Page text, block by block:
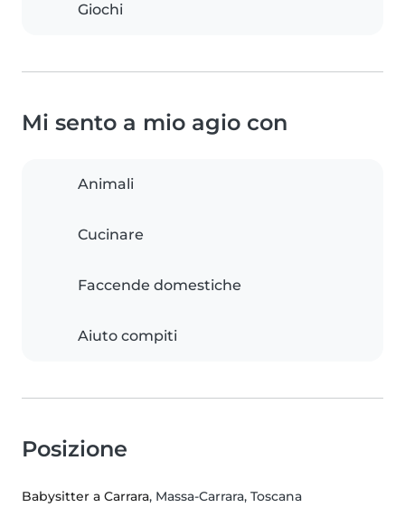
Giochi
Mi sento a mio agio con
Animali
Cucinare
Faccende domestiche
Aiuto compiti
Posizione
Babysitter a Carrara, Massa-Carrara, Toscana